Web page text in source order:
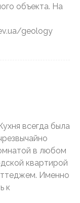
объекта. На
geology
всегда была
в любом
квартирой
Именно
к